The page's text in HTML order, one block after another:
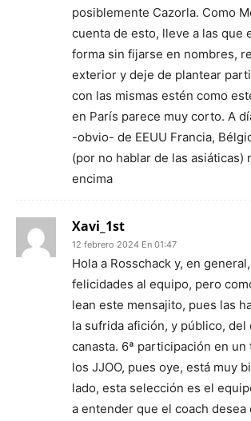
posiblemente Cazorla. Como
cuenta de esto, lleve a las que
forma sin fijarse en nombres,
exterior y deje de plantear
con las mismas estén como
en París parece muy corto. A
-obvio- de EEUU Francia,
(por no hablar de las asiáticas)
encima
Xavi_1st
12 febrero 2024 En 01:47
Hola a Rosschack y, en
felicidades al equipo, pero
lean este mensajito, pues las
la sufrida afición, y público,
canasta. 6ª participación en
los JJOO, pues oye, está muy
lado, esta selección es el
a entender que el coach desea